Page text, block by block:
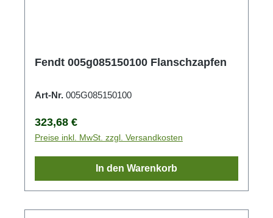
Fendt 005g085150100 Flanschzapfen
Art-Nr. 005G085150100
Regulärer Preis:
323,68 €
Preise inkl. MwSt. zzgl. Versandkosten
In den Warenkorb